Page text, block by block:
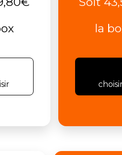
la